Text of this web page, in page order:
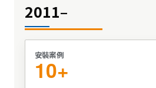
2011–
安裝案例
10+